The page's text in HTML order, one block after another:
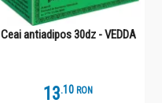
Ceai antiadipos 30dz - VEDDA
13.1 RON